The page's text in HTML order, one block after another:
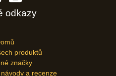
odkazy
produktů
značky
a recenze